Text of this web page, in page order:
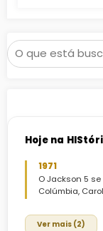
Pesquisar
Hoje na
1971
O Jackson 5
Colúmbia,
Ver mais (2)